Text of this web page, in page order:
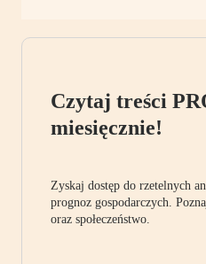
Czytaj treści
miesięcznie!
Zyskaj dostęp do rzetelnych
prognoz gospodarczych.
oraz społeczeństwo.